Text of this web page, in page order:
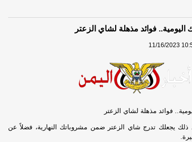
فوائد مذهلة لشاي الزعتر
11/16/2023
فوائد مذهلة لشاي الزعتر
ذلك يجعلك تدرج شاي الزعتر ضمن مشروباتك النهارية، فضلاً عن